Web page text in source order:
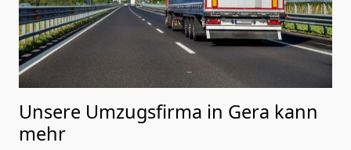
Unsere Umzugsfirma in Gera kann
mehr